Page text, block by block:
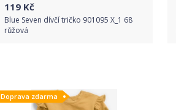
119 Kč
Blue Seven dívčí tričko 901095 X_1 68
růžová
Detail produktu
Doprava zdarma